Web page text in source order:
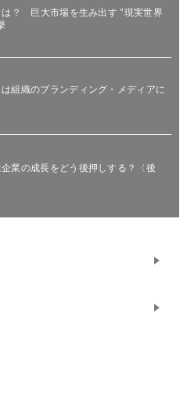
は？ 巨大市場を生み出す "現実世界
組織のブランディング・メディアに
業の成長をどう後押しする？〈後